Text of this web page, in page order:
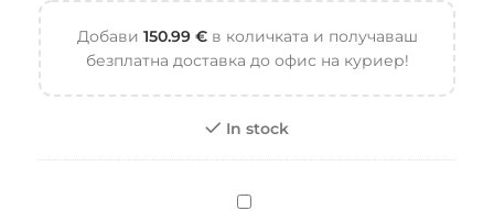
Добави 150.99 €в количката и получаваш
безплатна доставка до офис на куриер!
In stock
Alpha